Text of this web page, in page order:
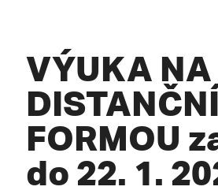
VÝUKA
DISTANČNÍ
FORMOU
do 22. 1.